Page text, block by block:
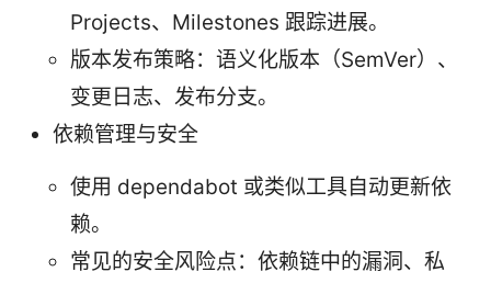
Projects、Milestones 跟踪进展。
版本发布策略：语义化版本（SemVer）、
变更日志、发布分支。
依赖管理与安全
使用 dependabot 或类似工具自动更新依
赖。
常见的安全风险点：依赖链中的漏洞、私